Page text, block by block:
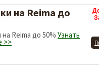
на Reima до
Reima до 50% Узнать
>>